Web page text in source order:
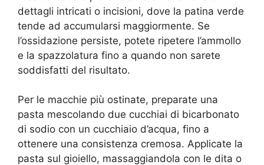
dettagli intricati o incisioni, dove la patina verde
tende ad accumularsi maggiormente. Se
l’ossidazione persiste, potete ripetere l’ammollo
e la spazzolatura fino a quando non sarete
soddisfatti del risultato.
Per le macchie più ostinate, preparate una
pasta mescolando due cucchiai di bicarbonato
di sodio con un cucchiaio d’acqua, fino a
ottenere una consistenza cremosa. Applicate la
pasta sul gioiello, massaggiandola con le dita o